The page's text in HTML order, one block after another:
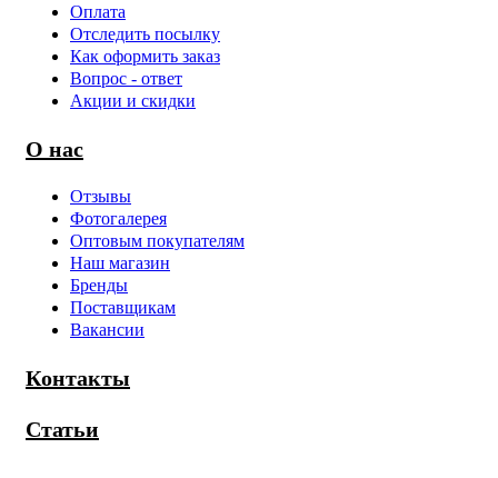
Оплата
Отследить посылку
Как оформить заказ
Вопрос - ответ
Акции и скидки
О нас
Отзывы
Фотогалерея
Оптовым покупателям
Наш магазин
Бренды
Поставщикам
Вакансии
Контакты
Статьи